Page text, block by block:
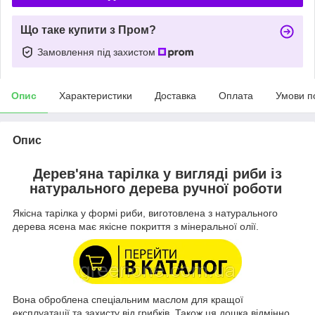
Що таке купити з Пром?
Замовлення під захистом
Опис Характеристики Доставка Оплата Умови
Опис
Дерев'яна тарілка у вигляді риби із
натурального дерева ручної роботи
Якісна тарілка у формі риби, виготовлена ​​з натурального
дерева ясена має якісне покриття з мінеральної олії.
Вона оброблена спеціальним маслом для кращої